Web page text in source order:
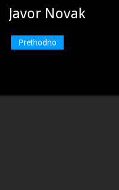
Javor Novak
Prethodno